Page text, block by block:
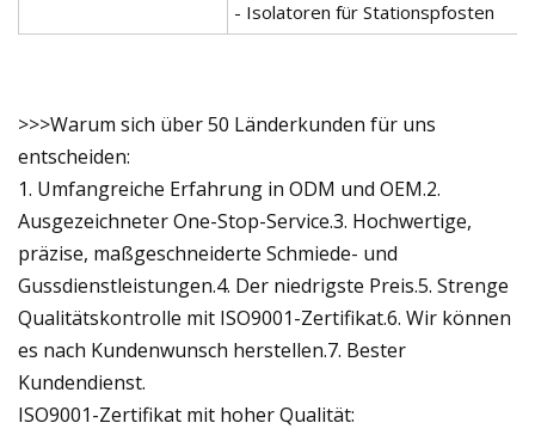
- Isolatoren für Stationspfosten
>>>Warum sich über 50 Länderkunden für uns
entscheiden:
1. Umfangreiche Erfahrung in ODM und OEM.2.
Ausgezeichneter One-Stop-Service.3. Hochwertige,
präzise, ​​maßgeschneiderte Schmiede- und
Gussdienstleistungen.4. Der niedrigste Preis.5. Strenge
Qualitätskontrolle mit ISO9001-Zertifikat.6. Wir können
es nach Kundenwunsch herstellen.7. Bester
Kundendienst.
ISO9001-Zertifikat mit hoher Qualität: